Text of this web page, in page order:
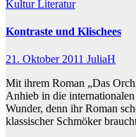
KulturLiteratur
Kontraste und Klischees
21. Oktober 2011 JuliaH
Mit ihrem Roman „Das
Anhieb in die
Wunder, denn ihr Roman
klassischer Schmöker